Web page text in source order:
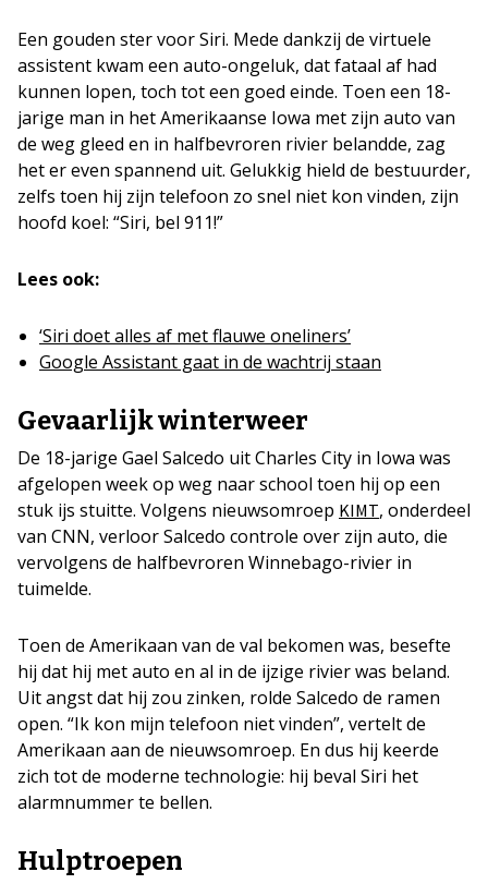
Een gouden ster voor Siri. Mede dankzij de virtuele
assistent kwam een auto-ongeluk, dat fataal af had
kunnen lopen, toch tot een goed einde. Toen een 18-
jarige man in het Amerikaanse Iowa met zijn auto van
de weg gleed en in halfbevroren rivier belandde, zag
het er even spannend uit. Gelukkig hield de bestuurder,
zelfs toen hij zijn telefoon zo snel niet kon vinden, zijn
hoofd koel: “Siri, bel 911!”
Lees ook:
‘Siri doet alles af met flauwe oneliners’
Google Assistant gaat in de wachtrij staan
Gevaarlijk winterweer
De 18-jarige Gael Salcedo uit Charles City in Iowa was
afgelopen week op weg naar school toen hij op een
stuk ijs stuitte. Volgens nieuwsomroep KIMT, onderdeel
van CNN, verloor Salcedo controle over zijn auto, die
vervolgens de halfbevroren Winnebago-rivier in
tuimelde.
Toen de Amerikaan van de val bekomen was, besefte
hij dat hij met auto en al in de ijzige rivier was beland.
Uit angst dat hij zou zinken, rolde Salcedo de ramen
open. “Ik kon mijn telefoon niet vinden”, vertelt de
Amerikaan aan de nieuwsomroep. En dus hij keerde
zich tot de moderne technologie: hij beval Siri het
alarmnummer te bellen.
Hulptroepen